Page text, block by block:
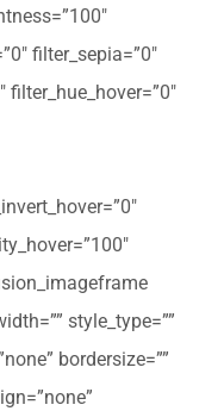
filter_sepia=”0″
filter_hue_hover=”0″
style_type=””
bordersize=””